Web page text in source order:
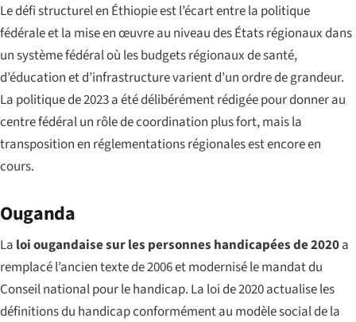
Le défi structurel en Éthiopie est l’écart entre la politique
fédérale et la mise en œuvre au niveau des États régionaux dans
un système fédéral où les budgets régionaux de santé,
d’éducation et d’infrastructure varient d’un ordre de grandeur.
La politique de 2023 a été délibérément rédigée pour donner au
centre fédéral un rôle de coordination plus fort, mais la
transposition en réglementations régionales est encore en
cours.
Ouganda
La loi ougandaise sur les personnes handicapées de 2020a
remplacé l’ancien texte de 2006 et modernisé le mandat du
Conseil national pour le handicap. La loi de 2020 actualise les
définitions du handicap conformément au modèle social de la